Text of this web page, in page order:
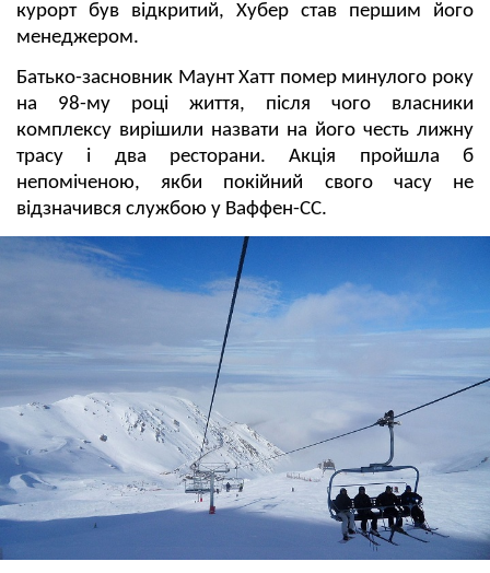
курорт був відкритий, Хубер став першим його
менеджером.
Батько-засновник Маунт Хатт помер минулого року
на 98-му році життя, після чого власники
комплексу вирішили назвати на його честь лижну
трасу і два ресторани. Акція пройшла б
непоміченою, якби покійний свого часу не
відзначився службою у Ваффен-СС.